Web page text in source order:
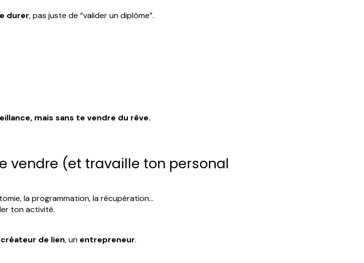
durer, pas juste de “valider un diplôme”.
mais sans te vendre du rêve.
vendre (et travaille ton personal
la programmation, la récupération…
ton activité.
créateur de lien, un entrepreneur.